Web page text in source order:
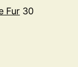
Fur 30